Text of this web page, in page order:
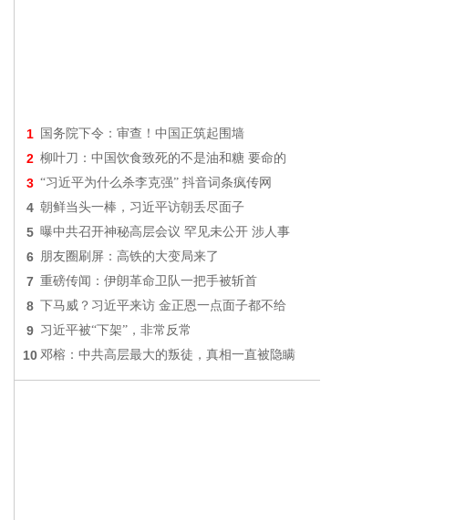
1 国务院下令：审查！中国正筑起围墙
2 柳叶刀：中国饮食致死的不是油和糖 要命的
3 “习近平为什么杀李克强” 抖音词条疯传网
4 朝鲜当头一棒，习近平访朝丢尽面子
5 曝中共召开神秘高层会议 罕见未公开 涉人事
6 朋友圈刷屏：高铁的大变局来了
7 重磅传闻：伊朗革命卫队一把手被斩首
8 下马威？习近平来访 金正恩一点面子都不给
9 习近平被“下架”，非常反常
10 邓榕：中共高层最大的叛徒，真相一直被隐瞒